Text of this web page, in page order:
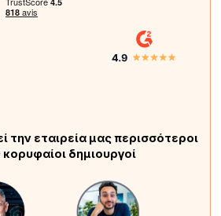
την εταιρεία μας περισσότεροι
δημιουργοί